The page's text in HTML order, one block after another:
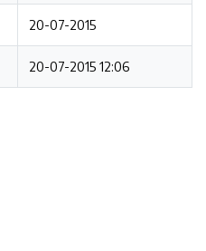
20-07-2015
20-07-2015 12:06